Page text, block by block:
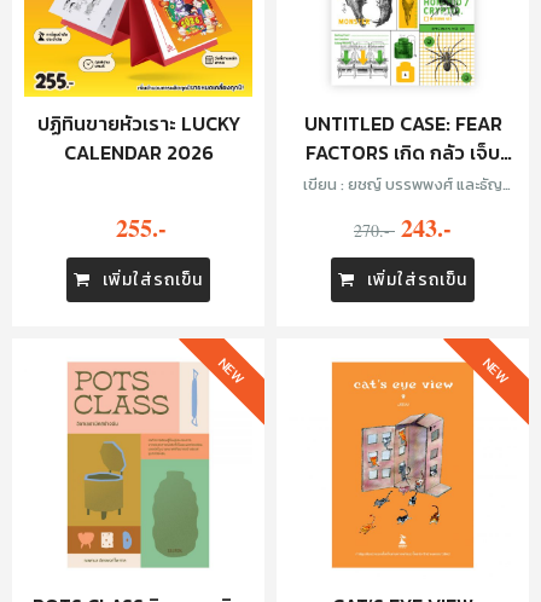
ปฏิทินขายหัวเราะ LUCKY
CALENDAR 2026
255.-
เพิ่มใส่รถเข็น
UNTITLED CASE: FEAR
FACTORS เกิด กลัว เจ็บ
ตาย
เขียน : ยชญ์ บรรพพงศ์ และธัญ
270.- 243.-
เพิ่มใส่รถเข็น
NEW NEW